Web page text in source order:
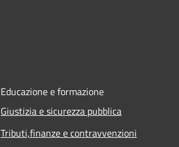
Educazione e formazione
Giustizia e sicurezza pubblica
Tributi,finanze e contravvenzioni